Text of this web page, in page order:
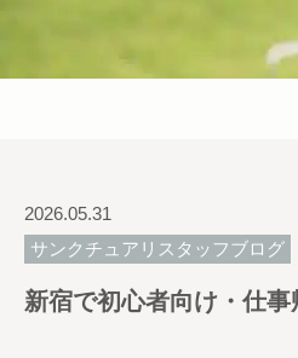
2026.05.31
サンクチュアリスタッフブログ
新宿で初心者向け・仕